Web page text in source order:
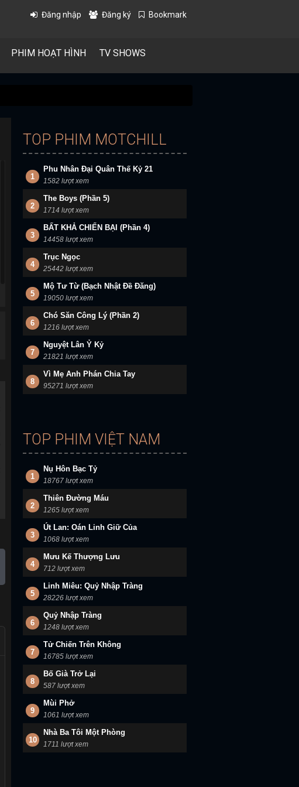
Đăng nhập Đăng ký Bookmark
PHIM HOẠT HÌNH TV SHOWS
TOP PHIM MOTCHILL
1
Phu Nhân Đại Quân Thế Kỷ 21
1582 lượt xem
2
The Boys (Phần 5)
1714 lượt xem
3
BẤT KHẢ CHIẾN BẠI (Phần 4)
14458 lượt xem
4
Trục Ngọc
25442 lượt xem
5
Mộ Tư Từ (Bạch Nhật Đề Đăng)
19050 lượt xem
6
Chó Săn Công Lý (Phần 2)
1216 lượt xem
7
Nguyệt Lân Ỷ Kỷ
21821 lượt xem
8
Vì Mẹ Anh Phán Chia Tay
95271 lượt xem
TOP PHIM VIỆT NAM
1
Nụ Hôn Bạc Tỷ
18767 lượt xem
2
Thiên Đường Máu
1265 lượt xem
3
Út Lan: Oán Linh Giữ Của
1068 lượt xem
4
Mưu Kế Thượng Lưu
712 lượt xem
5
Linh Miêu: Quỷ Nhập Tràng
28226 lượt xem
6
Quỷ Nhập Tràng
1248 lượt xem
7
Tử Chiến Trên Không
16785 lượt xem
8
Bố Già Trở Lại
587 lượt xem
9
Mùi Phở
1061 lượt xem
10
Nhà Ba Tôi Một Phòng
1711 lượt xem